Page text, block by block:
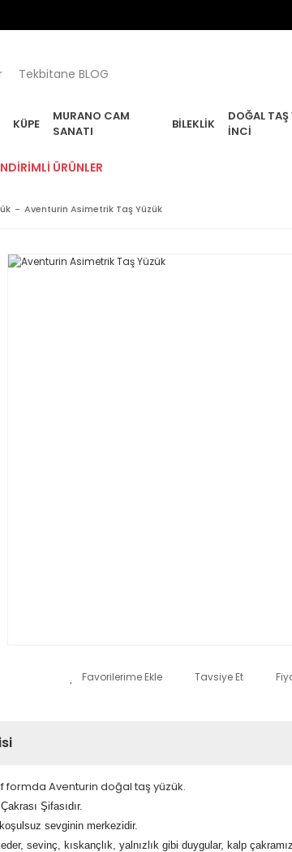
Tekbitane BLOG
KÜPE
MURANO CAM
SANATI
BILEKLIK
DOĞAL TAŞ
İNCI
ÜRÜNLER
Aventurin Asimetrik Taş Yüzük
Tavsiye Et
formda Aventurin doğal taş yüzük.
Şifasıdır.
sevginin merkezidir.
sevinç, kıskançlık, yalnızlık gibi duygular, kalp